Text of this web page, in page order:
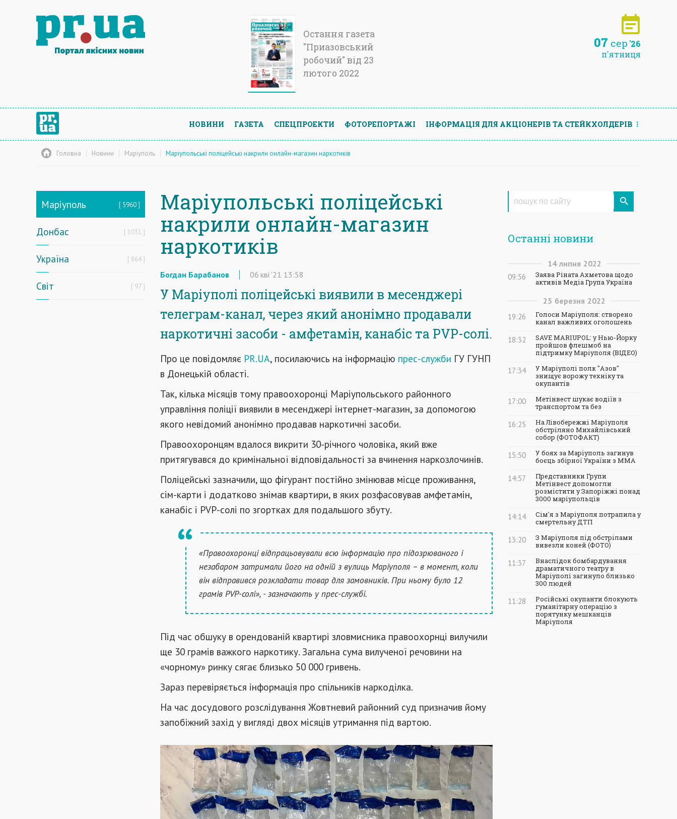
Остання газета
"Приазовський
робочий" від 23
лютого 2022
07 сер '26
п'ятниця
НОВИНИ ГАЗЕТА СПЕЦПРОЕКТИ ФОТОРЕПОРТАЖІ ІНФОРМАЦIЯ ДЛЯ АКЦIОНЕРIВ ТА СТЕЙКХОЛДЕРIВ
Головна Новини Маріуполь Маріупольські поліцейські накрили онлайн-магазин наркотиків
Маріуполь 5960
Донбас 1031
Україна 864
Світ 97
Маріупольські поліцейські
накрили онлайн-магазин
наркотиків
Богдан Барабанов 06 кві '21 13:58
У Маріуполі поліцейські виявили в месенджері
телеграм-канал, через який анонімно продавали
наркотичні засоби - амфетамін, канабіс та PVP-солі.
Про це повідомляє PR.UA, посилаючись на інформацію прес-служби ГУ ГУНП
в Донецькій області.
Так, кілька місяців тому правоохоронці Маріупольського районного
управління поліції виявили в месенджері інтернет-магазин, за допомогою
якого невідомий анонімно продавав наркотичні засоби.
Правоохоронцям вдалося викрити 30-річного чоловіка, який вже
притягувався до кримінальної відповідальності за вчинення наркозлочинів.
Поліцейські зазначили, що фігурант постійно змінював місце проживання,
сім-карти і додатково знімав квартири, в яких розфасовував амфетамін,
канабіс і PVP-солі по згортках для подальшого збуту.
«Правоохоронці відпрацьовували всю інформацію про підозрюваного і
незабаром затримали його на одній з вулиць Маріуполя – в момент, коли
він відправився розкладати товар для замовників. При ньому було 12
грамів PVP-солі», - зазначають у прес-службі.
Під час обшуку в орендованій квартирі зловмисника правоохорнці вилучили
ще 30 грамів важкого наркотику. Загальна сума вилученої речовини на
«чорному» ринку сягає близько 50 000 гривень.
Зараз перевіряється інформація про спільників наркоділка.
На час досудового розслідування Жовтневий районний суд призначив йому
запобіжний захід у вигляді двох місяців утримання під вартою.
Останні новини
14 липня 2022
09:56
Заява Ріната Ахметова щодо
активів Медіа Група Україна
25 березня 2022
19:26
Голоси Маріуполя: створено
канал важливих оголошень
18:32
SAVE MARIUPOL: у Нью-Йорку
пройшов флешмоб на
підтримку Маріуполя (ВІДЕО)
17:34
У Маріуполі полк "Азов"
знищує ворожу техніку та
окупантів
17:00
Метінвест шукає водіїв з
транспортом та без
16:25
На Лівобережжі Маріуполя
обстріляно Михайлівський
собор (ФОТОФАКТ)
15:50
У боях за Маріуполь загинув
боєць збірної України з ММА
14:57
Представники Групи
Метінвест допомогли
розмістити у Запоріжжі понад
3000 маріупольців
14:14
Сім'я з Маріуполя потрапила у
смертельну ДТП
13:20
З Маріуполя під обстрілами
вивезли коней (ФОТО)
11:37
Внаслідок бомбардування
драматичного театру в
Маріуполі загинуло близько
300 людей
11:28
Російські окупанти блокують
гуманітарну операцію з
порятунку мешканців
Маріуполя